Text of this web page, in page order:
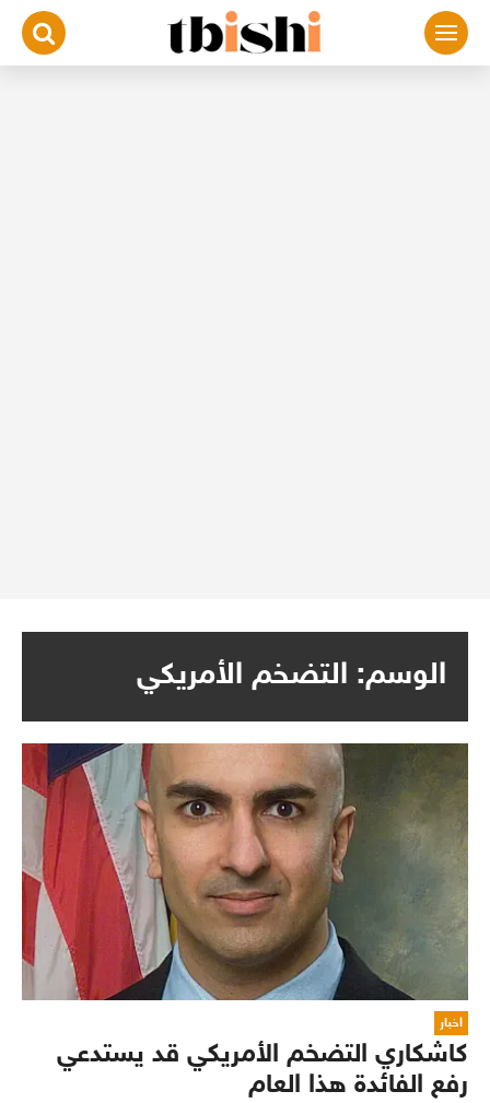
التجاوز
المحتوى
الوسم: التضخم الأمريكي
اخبار
كاشكاري التضخم الأمريكي قد يستدعي
رفع الفائدة هذا العام